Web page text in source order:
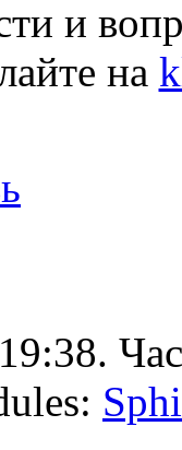
и
на
19:38.